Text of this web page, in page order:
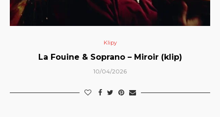
Klipy
La Fouine & Soprano – Miroir (klip)
10/04/2026